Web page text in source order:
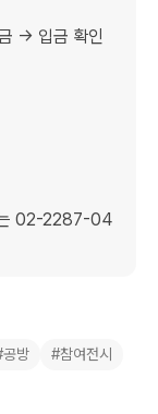
→ 입금 확인
는 02-2287-04
방 #참여전시